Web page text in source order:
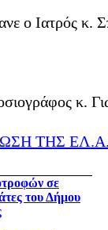
ο Ιατρός κ.
κ.
ΤΗΣ
σε
του Δήμου